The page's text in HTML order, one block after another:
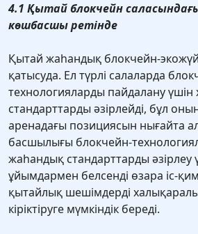
4.1 Қытай блокчейн
көшбасшы ретінде
Қытай жаһандық блокчейн-
қатысуда. Ел түрлі салаларда
технологияларды пайдалану
стандарттарды әзірлейді, бұл
аренадағы позициясын нығайта
басшылығы блокчейн-
жаһандық стандарттарды
ұйымдармен белсенді өзара іс-
қытайлық шешімдерді
кіріктіруге мүмкіндік береді.